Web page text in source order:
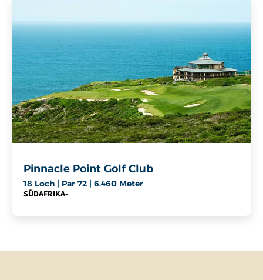
Pinnacle Point Golf Club
18 Loch | Par 72 | 6.460 Meter
SÜDAFRIKA-